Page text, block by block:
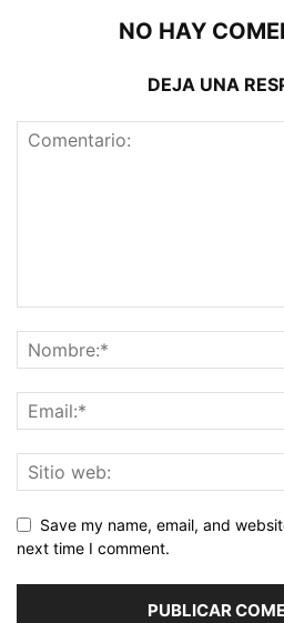
NO HAY
DEJA UNA
Save my name, email, and
next time I comment.